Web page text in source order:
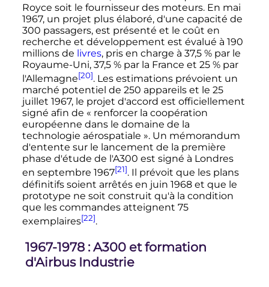
Royce soit le fournisseur des moteurs. En mai
1967, un projet plus élaboré, d'une capacité de
300 passagers, est présenté et le coût en
recherche et développement est évalué à 190
millions de livres, pris en charge à 37,5 % par le
Royaume-Uni, 37,5 % par la France et 25 % par
l'Allemagne[20]. Les estimations prévoient un
marché potentiel de 250 appareils et le 25
juillet 1967, le projet d'accord est officiellement
signé afin de « renforcer la coopération
européenne dans le domaine de la
technologie aérospatiale ». Un mémorandum
d'entente sur le lancement de la première
phase d'étude de l'A300 est signé à Londres
en septembre 1967[21]. Il prévoit que les plans
définitifs soient arrêtés en juin 1968et que le
prototype ne soit construit qu'à la condition
que les commandes atteignent 75
exemplaires[22].
1967-1978 : A300 et formation
d'Airbus Industrie